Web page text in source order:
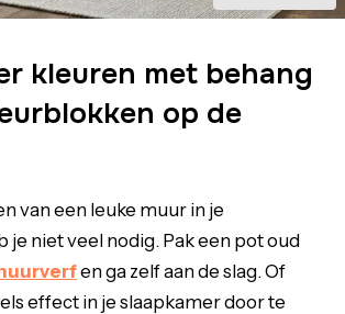
kleuren met behang
op de
van een leuke muur in je
je niet veel nodig. Pak een pot oud
en ga zelf aan de slag. Of
effect in je slaapkamer door te